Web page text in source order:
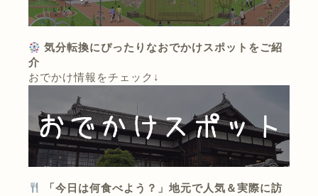
気分転換にぴったりなおでかけスポットをご紹
介
おでかけ情報をチェック↓
「今日は何食べよう？」地元で人気＆実際に訪